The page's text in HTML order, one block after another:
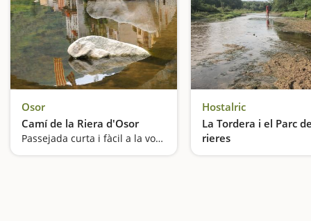
Osor
Camí de la Riera d'Osor
Passejada curta i fàcil a la vora de la riera
Hostalric
La Tordera i el Parc
rieres